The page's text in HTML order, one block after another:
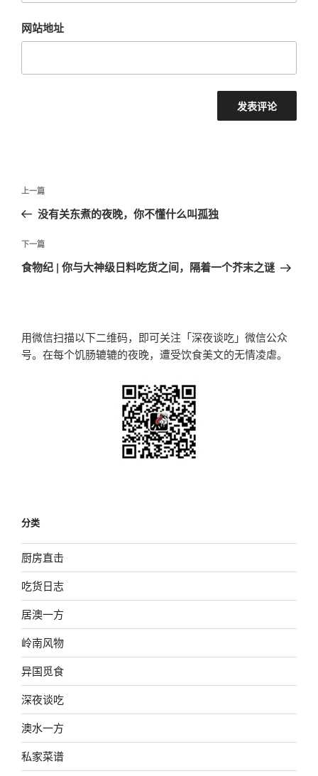
网站地址
文
导
航
上
一
文
章
上一篇
没有关东煮的夜晚，你不懂什么叫孤独
下
一
下一篇
食物纪 | 你与大神级日料吃货之间，隔着一个芥末之谜
用微信扫描以下二维码，即可关注「深夜谈吃」微信公众
号。在每个饥肠辘辘的夜晚，遭受饮食美文的无情凌虐。
分类
厨房直击
吃货日志
居澳一方
岭南风物
异国觅食
深夜谈吃
澳水一方
私家菜谱